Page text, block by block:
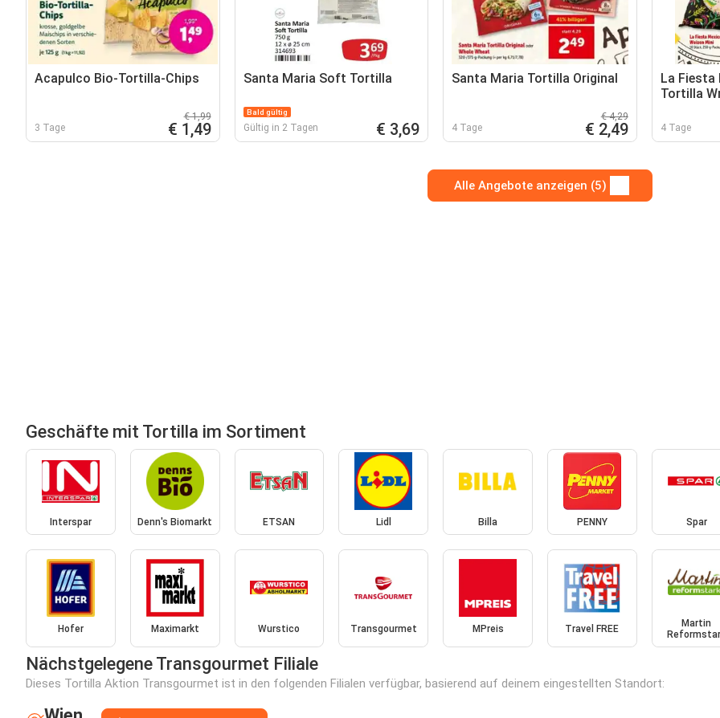
Acapulco Bio-Tortilla-Chips
3 Tage
€ 1,99
€ 1,49
Santa Maria Soft Tortilla
Bald gültig
Gültig in 2 Tagen € 3,69
Santa Maria Tortilla Original
4 Tage
€ 4,29
€ 2,49
La
Tortilla
4 Tage
Alle Angebote anzeigen (5)
Geschäfte mit Tortilla im Sortiment
Interspar Denn's Biomarkt ETSAN Lidl Billa PENNY Spar
Hofer Maximarkt Wurstico Transgourmet MPreis Travel FREE
Martin
Nächstgelegene Transgourmet Filiale
Dieses Tortilla Aktion Transgourmet ist in den folgenden Filialen verfügbar, basierend auf deinem eingestellten Standort: